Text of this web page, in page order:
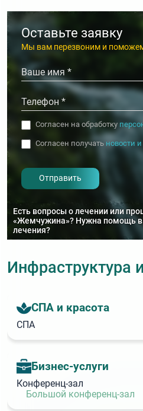
Светолечение
Спелеотерапия (Соляная
Термотерапия (теплолечение)
Ультразвуковая терапия
Ультрафиолетовое облучение
Есть вопросы о лечении или
«Жемчужина»? Нужна помощь
лечения?
Оставьте заявку
Мы вам перезвоним и
Согласен на обработку
Согласен получать новости
Инфраструктура
СПА и красота
СПА
Бизнес‑услуги
Конференц‑зал
Большой конференц‑зал